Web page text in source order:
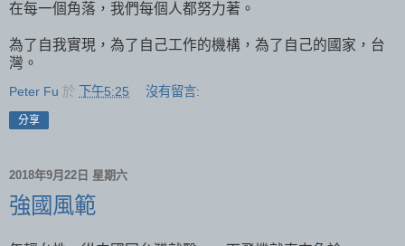
在每一個角落，我們每個人都努力著。
為了自我實現，為了自己工作的機構，為了自己的國家，台
灣。
Peter Fu 於 下午5:25 沒有留言:
分享
2018年9月22日 星期六
強國風範